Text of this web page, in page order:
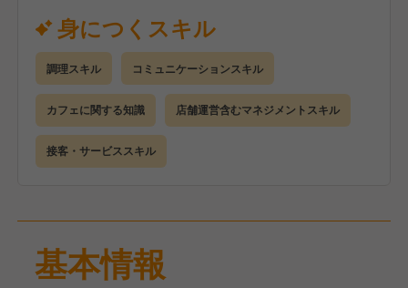
ドマネージャーなど、目指すべきポジションが明確に
あり、成長の機会をしっかりと提供しています。
さらに、弊社は多様なスタイルのカフェやレストラン
を展開しているため、ブランド間の異動も可能で、さ
まざまな経験を積むことができます。
✓食材の在庫管理
✓衛生管理
✓スタッフの指導・育成 など
経験やスキルに応じて、できることからスタート◎
徐々に仕事の幅を広げながら、スキルアップしていけ
る環境です。
る、
う★
身につくスキル
調理スキル コミュニケーションスキル
カフェに関する知識 店舗運営含むマネジメントスキル
接客・サービススキル
基本情報